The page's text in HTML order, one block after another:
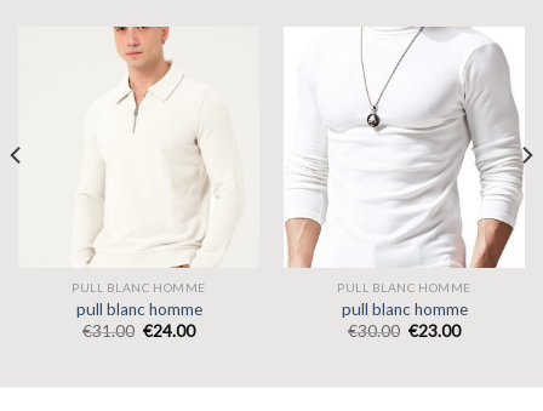
PULL BLANC HOMME
pull blanc homme
€31.00 €24.00
PULL BLANC HOMME
pull blanc homme
€30.00 €23.00